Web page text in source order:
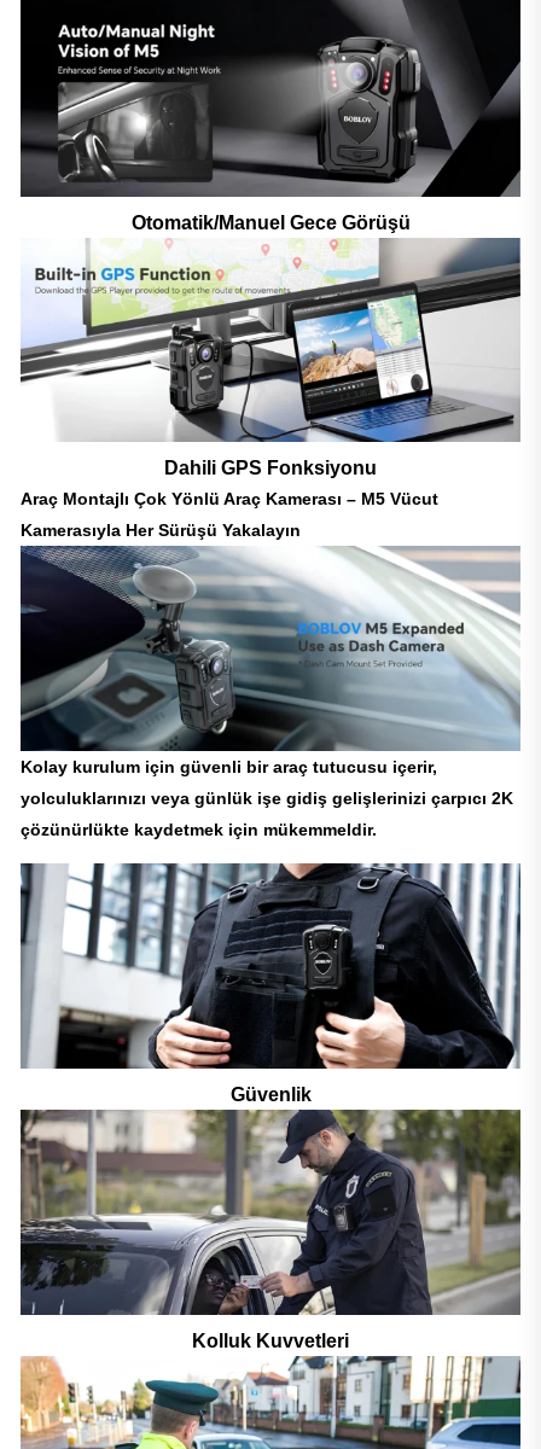
Otomatik/Manuel Gece Görüşü
Dahili GPS Fonksiyonu
Araç Montajlı Çok Yönlü Araç Kamerası – M5 Vücut
Kamerasıyla Her Sürüşü Yakalayın
Kolay kurulum için güvenli bir araç tutucusu içerir,
yolculuklarınızı veya günlük işe gidiş gelişlerinizi çarpıcı 2K
çözünürlükte kaydetmek için mükemmeldir.
Güvenlik
Kolluk Kuvvetleri